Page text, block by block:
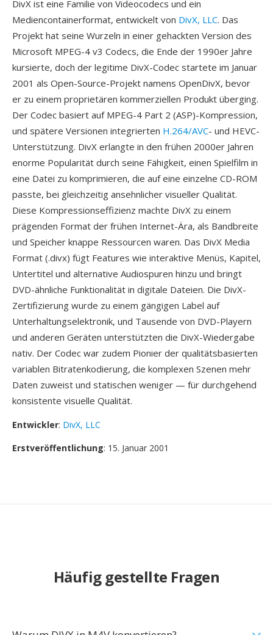
DivX ist eine Familie von Videocodecs und ein
Mediencontainerformat, entwickelt von DivX, LLC. Das
Projekt hat seine Wurzeln in einer gehackten Version des
Microsoft MPEG-4 v3 Codecs, die Ende der 1990er Jahre
kursierte, doch der legitime DivX-Codec startete im Januar
2001 als Open-Source-Projekt namens OpenDivX, bevor
er zu einem proprietären kommerziellen Produkt überging.
Der Codec basiert auf MPEG-4 Part 2 (ASP)-Kompression,
und spätere Versionen integrierten H.264/AVC- und HEVC-
Unterstützung. DivX erlangte in den frühen 2000er Jahren
enorme Popularität durch seine Fähigkeit, einen Spielfilm in
eine Datei zu komprimieren, die auf eine einzelne CD-ROM
passte, bei gleichzeitig ansehnlicher visueller Qualität.
Diese Kompressionseffizienz machte DivX zu einem
prägenden Format der frühen Internet-Ära, als Bandbreite
und Speicher knappe Ressourcen waren. Das DivX Media
Format (.divx) fügt Features wie interaktive Menüs, Kapitel,
Untertitel und alternative Audiospuren hinzu und bringt
DVD-ähnliche Funktionalität in digitale Dateien. Die DivX-
Zertifizierung wurde zu einem gängigen Label auf
Unterhaltungselektronik, und Tausende von DVD-Playern
und anderen Geräten unterstützten die DivX-Wiedergabe
nativ. Der Codec war zudem Pionier der qualitätsbasierten
variablen Bitratenkodierung, die komplexen Szenen mehr
Daten zuweist und statischen weniger — für durchgehend
konsistente visuelle Qualität.
Entwickler: DivX, LLC
Erstveröffentlichung: 15. Januar 2001
Häufig gestellte Fragen